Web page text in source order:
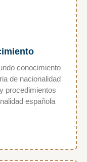
conocimiento
de nacionalidad
procedimientos
española